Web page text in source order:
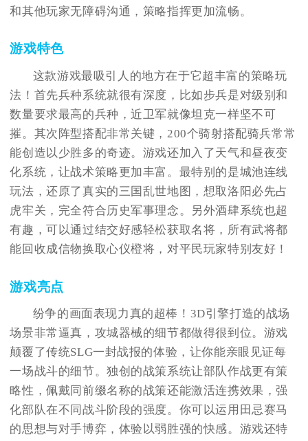
和其他玩家无障碍沟通，策略指挥更加流畅。
游戏特色
这款游戏最吸引人的地方在于它超丰富的策略玩
法！首先兵种系统就很有深度，比如步兵是对级别和
数量要求最高的兵种，近卫军就像坦克一样坚不可
摧。其次阵型搭配非常关键，200个骑射搭配骑兵常常
能创造以少胜多的奇迹。游戏还加入了天气和昼夜变
化系统，让战术策略更加丰富。最特别的是城池连线
玩法，还原了真实的三国乱世地图，想取洛阳必先占
虎牢关，完全符合历史军事理念。另外酒肆系统也超
有趣，可以通过结交好感轻松获取名将，所有武将都
能回收成信物换取心仪橙将，对平民玩家特别友好！
游戏亮点
纷争的画面表现力真的超棒！3D引擎打造的战场
场景非常逼真，攻城器械的细节都做得很到位。游戏
颠覆了传统SLG一封战报的体验，让你能亲眼见证每
一场战斗的细节。独创的战策系统让部队作战更有策
略性，佩戴同前缀名称的战策还能激活连携效果，强
化部队在不同战斗阶段的强度。你可以运用田忌赛马
的思想与对手博弈，体验以弱胜强的快感。游戏还特